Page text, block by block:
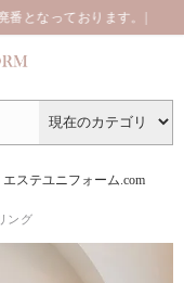
ております。| | 2026
ステユニフォーム.com
ング